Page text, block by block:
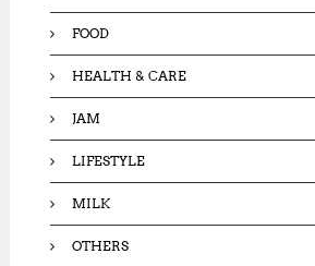
FOOD
HEALTH & CARE
JAM
LIFESTYLE
MILK
OTHERS